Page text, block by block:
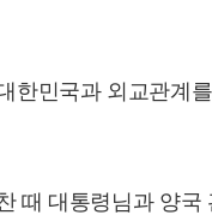
민국과 외교관계
때 대통령님과 양